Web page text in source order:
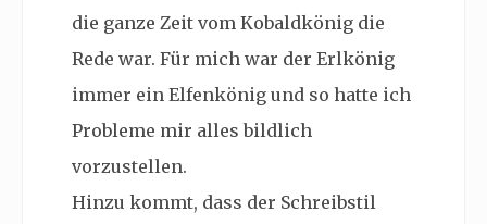
die ganze Zeit vom Kobaldkönig die
Rede war. Für mich war der Erlkönig
immer ein Elfenkönig und so hatte ich
Probleme mir alles bildlich
vorzustellen.
Hinzu kommt, dass der Schreibstil